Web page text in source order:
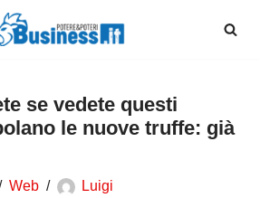
se vedete questi
le nuove truffe: già
Web Luigi